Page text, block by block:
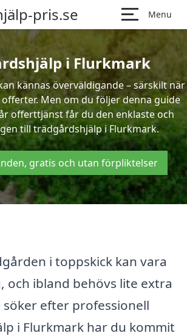
pris.se Menu
i Flurkmark
kännas överväldigande – särskilt när
Men om du följer denna guide
offerttjänst får du den enklaste och
till trädgårdshjälp i Flurkmark.
gratis och utan förpliktelser
i toppskick kan vara
och ibland behövs lite extra
söker efter professionell
i Flurkmark har du kommit